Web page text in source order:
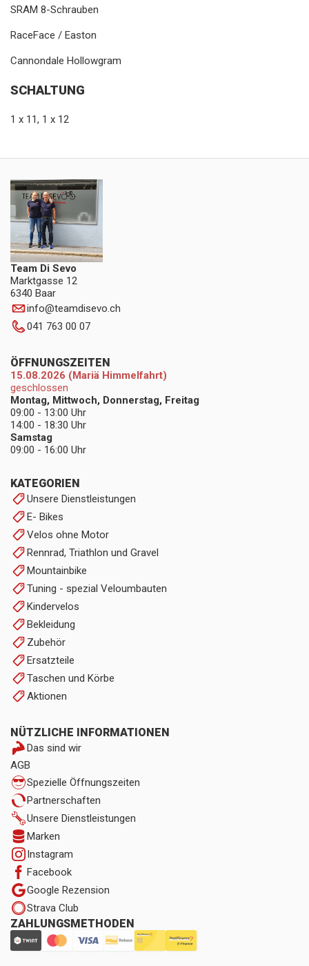
SRAM 8-Schrauben
RaceFace / Easton
Cannondale Hollowgram
SCHALTUNG
1 x 11, 1 x 12
Team Di Sevo
Marktgasse 12
6340 Baar
info@teamdisevo.ch
041 763 00 07
KATEGORIEN
Unsere Dienstleistungen
E- Bikes
Velos ohne Motor
Rennrad, Triathlon und Gravel
Mountainbike
Tuning - spezial Veloumbauten
Kindervelos
Bekleidung
Zubehör
Ersatzteile
Taschen und Körbe
Aktionen
NÜTZLICHE INFORMATIONEN
Das sind wir
AGB
Spezielle Öffnungszeiten
Partnerschaften
Unsere Dienstleistungen
Marken
Instagram
Facebook
Google Rezension
Strava Club
ZAHLUNGSMETHODEN
ÖFFNUNGSZEITEN
15.08.2026 (Mariä Himmelfahrt)
geschlossen
Montag, Mittwoch, Donnerstag, Freitag
09:00 - 13:00 Uhr
14:00 - 18:30 Uhr
Samstag
09:00 - 16:00 Uhr